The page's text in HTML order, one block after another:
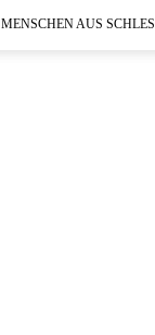
MENSCHEN AUS